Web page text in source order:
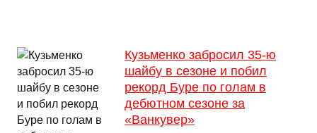
Кузьменко забросил 35-ю
шайбу в сезоне и побил
рекорд Буре по голам в
дебютном сезоне за
«Ванкувер»